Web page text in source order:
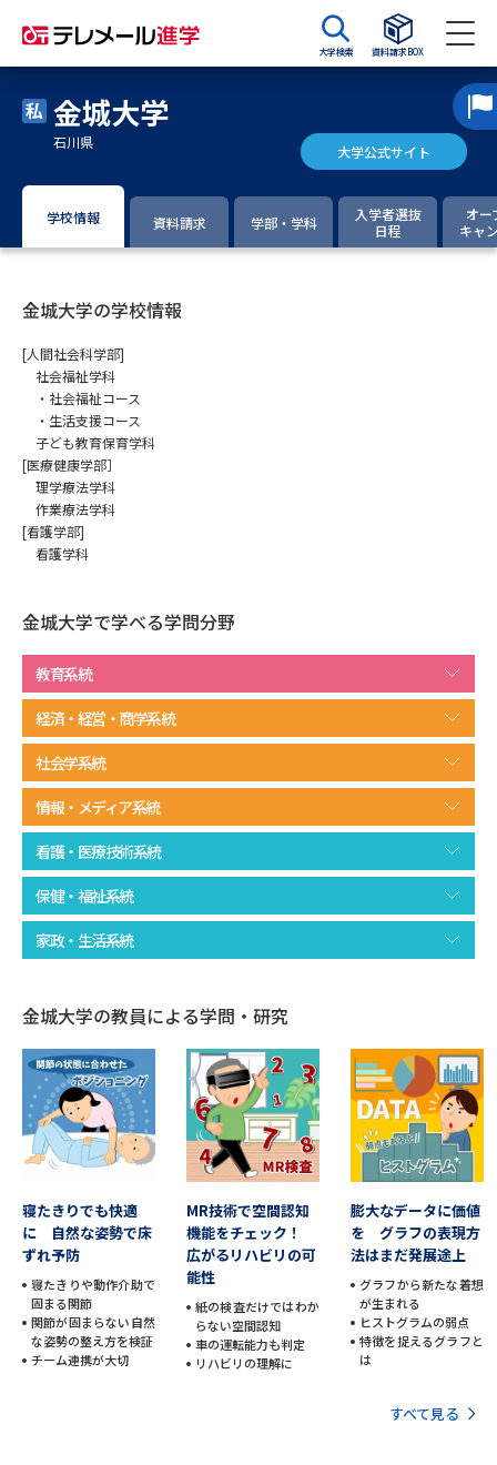
大学検索 資料請求BOX
資料請求
大学・短大の資料種類から請求
大学パンフ 学部・学科パンフ
総合型選抜・学校推薦型選抜 募
過去問題集
大学・短大以外の資料から請求
専門学校の資料請求
留学・進学関連、塾・予備校
大学入学共通テスト「受験上の
配慮案内」の請求
幼稚園教員資格認定試験
高等学校（情報）教員資格認定
試験
大学研究 大学検索
大学で学べる内容や特徴を調べる
デジタルパンフレット 進路の３択
新学年スタート号特集ページ
（高3生用）
新学年スタート号特集ページ
（高2生用）
SELFBRAND特集ページ
オープンキャンパスなどを調べる
オープンキャンパス検索 実施プログラムから探す
金城大学
石川県 大学公式サイト
学校情報 資料請求 学部・学科
入学者選抜
日程
オー
キャ
金城大学の学校情報
[人間社会科学部]
社会福祉学科
・社会福祉コース
・生活支援コース
子ども教育保育学科
[医療健康学部］
理学療法学科
作業療法学科
[看護学部]
看護学科
金城大学で学べる学問分野
教育系統
経済・経営・商学系統
社会学系統
情報・メディア系統
看護・医療技術系統
保健・福祉系統
家政・生活系統
金城大学の教員による学問・研究
寝たきりでも快適
に 自然な姿勢で床
ずれ予防
寝たきりや動作介助で
固まる関節
関節が固まらない自然
な姿勢の整え方を検証
チーム連携が大切
MR技術で空間認知
機能をチェック！
広がるリハビリの可
能性
紙の検査だけではわか
らない空間認知
車の運転能力も判定
リハビリの理解に
膨大なデータに価値
を グラフの表現方
法はまだ発展途上
グラフから新たな着想
が生まれる
ヒストグラムの弱点
特徴を捉えるグラフと
は
すべて見る